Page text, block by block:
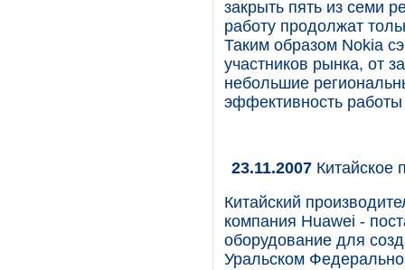
закрыть пять из семи
работу продолжат
Таким образом Nokia
участников рынка, от
небольшие
эффективность
23.11.2007 Китайское
Китайский
компания Huawei -
оборудование для
Уральском